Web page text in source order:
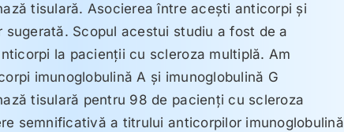
tisulară. Asocierea între aceşti anticorpi şi
Scopul acestui studiu a fost de a
la pacienţii cu scleroza multiplă. Am
imunoglobulină A şi imunoglobulină G
tisulară pentru 98 de pacienţi cu scleroza
semnificativă a titrului anticorpilor imunoglobulină